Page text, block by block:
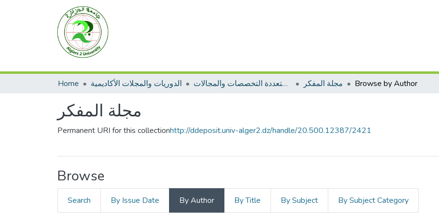
Home الدوريات والمجلات الأكاديمية مجلات متعددة التخصصات والمجالات مجلة المفكر Browse by Author
مجلة المفكر
Permanent URI for this collectionhttp://ddeposit.univ-alger2.dz/handle/20.500.12387/2421
Browse
Search By Issue Date By Author By Title By Subject By Subject Category